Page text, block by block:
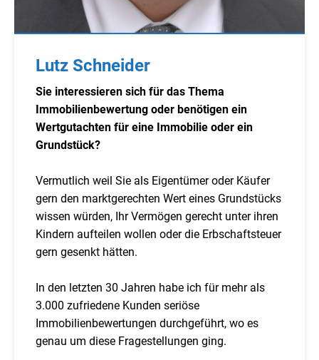
Lutz Schneider
Sie interessieren sich für das Thema
Immobilienbewertung oder benötigen ein
Wertgutachten für eine Immobilie oder ein
Grundstück?
Vermutlich weil Sie als Eigentümer oder Käufer
gern den marktgerechten Wert eines Grundstücks
wissen würden, Ihr Vermögen gerecht unter ihren
Kindern aufteilen wollen oder die Erbschaftsteuer
gern gesenkt hätten.
In den letzten 30 Jahren habe ich für mehr als
3.000 zufriedene Kunden seriöse
Immobilienbewertungen durchgeführt, wo es
genau um diese Fragestellungen ging.